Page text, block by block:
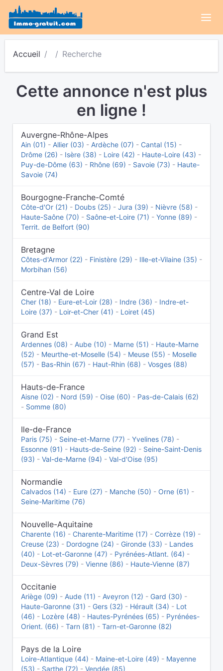
Accueil Recherche
Cette annonce n'est plus
en ligne !
Auvergne-Rhône-Alpes
Ain (01) - Allier (03) - Ardèche (07) - Cantal (15) -
Drôme (26) - Isère (38) - Loire (42) - Haute-Loire (43) -
Puy-de-Dôme (63) - Rhône (69) - Savoie (73) - Haute-
Savoie (74)
Bourgogne-Franche-Comté
Côte-d'Or (21) - Doubs (25) - Jura (39) - Nièvre (58) -
Haute-Saône (70) - Saône-et-Loire (71) - Yonne (89) -
Territ. de Belfort (90)
Bretagne
Côtes-d'Armor (22) - Finistère (29) - Ille-et-Vilaine (35) -
Morbihan (56)
Centre-Val de Loire
Cher (18) - Eure-et-Loir (28) - Indre (36) - Indre-et-
Loire (37) - Loir-et-Cher (41) - Loiret (45)
Grand Est
Ardennes (08) - Aube (10) - Marne (51) - Haute-Marne
(52) - Meurthe-et-Moselle (54) - Meuse (55) - Moselle
(57) - Bas-Rhin (67) - Haut-Rhin (68) - Vosges (88)
Hauts-de-France
Aisne (02) - Nord (59) - Oise (60) - Pas-de-Calais (62)
- Somme (80)
Ile-de-France
Paris (75) - Seine-et-Marne (77) - Yvelines (78) -
Essonne (91) - Hauts-de-Seine (92) - Seine-Saint-Denis
(93) - Val-de-Marne (94) - Val-d'Oise (95)
Normandie
Calvados (14) - Eure (27) - Manche (50) - Orne (61) -
Seine-Maritime (76)
Nouvelle-Aquitaine
Charente (16) - Charente-Maritime (17) - Corrèze (19) -
Creuse (23) - Dordogne (24) - Gironde (33) - Landes
(40) - Lot-et-Garonne (47) - Pyrénées-Atlant. (64) -
Deux-Sèvres (79) - Vienne (86) - Haute-Vienne (87)
Occitanie
Ariège (09) - Aude (11) - Aveyron (12) - Gard (30) -
Haute-Garonne (31) - Gers (32) - Hérault (34) - Lot
(46) - Lozère (48) - Hautes-Pyrénées (65) - Pyrénées-
Orient. (66) - Tarn (81) - Tarn-et-Garonne (82)
Pays de la Loire
Loire-Atlantique (44) - Maine-et-Loire (49) - Mayenne
(53) - Sarthe (72) - Vendée (85)